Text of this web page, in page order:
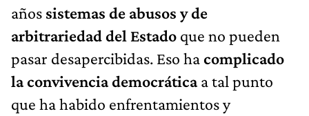
años sistemas de abusos y de
arbitrariedad del Estado que no pueden
pasar desapercibidas. Eso hacomplicado
la convivencia democráticaa tal punto
que ha habido enfrentamientos y